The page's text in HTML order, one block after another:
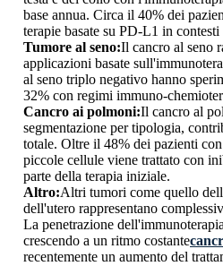
base annua. Circa il 40% dei
terapie basate su PD-L1 in
Tumore al seno:Il cancro al seno
applicazioni basate
al seno triplo negativo hanno
32% con regimi immuno-
Cancro ai polmoni:Il cancro al
segmentazione per tipologia,
totale. Oltre il 48% dei pazienti
piccole cellule viene trattato con
parte della terapia iniziale.
Altro:Altri tumori come quello
dell'utero rappresentano
La penetrazione
crescendo a un ritmo costante
recentemente un aumento del